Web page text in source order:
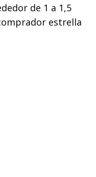
de 1 a 1,5
estrella